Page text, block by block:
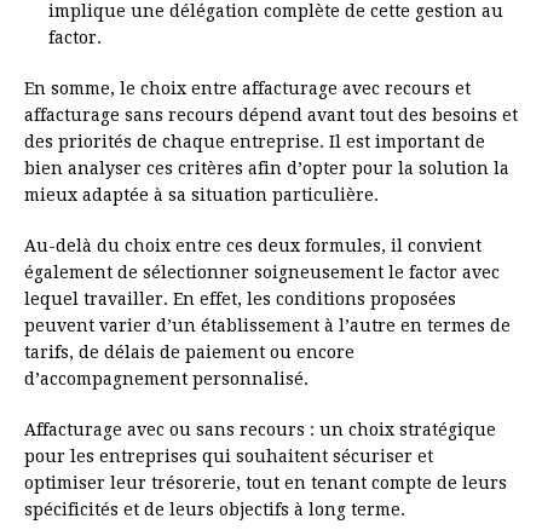
implique une délégation complète de cette gestion au
factor.
En somme, le choix entre affacturage avec recours et
affacturage sans recours dépend avant tout des besoins et
des priorités de chaque entreprise. Il est important de
bien analyser ces critères afin d’opter pour la solution la
mieux adaptée à sa situation particulière.
Au-delà du choix entre ces deux formules, il convient
également de sélectionner soigneusement le factor avec
lequel travailler. En effet, les conditions proposées
peuvent varier d’un établissement à l’autre en termes de
tarifs, de délais de paiement ou encore
d’accompagnement personnalisé.
Affacturage avec ou sans recours : un choix stratégique
pour les entreprises qui souhaitent sécuriser et
optimiser leur trésorerie, tout en tenant compte de leurs
spécificités et de leurs objectifs à long terme.